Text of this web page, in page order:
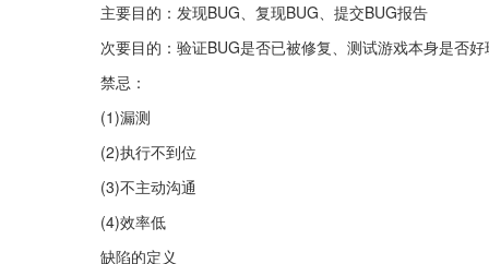
主要目的：发现BUG、复现BUG、提交BUG报告
次要目的：验证BUG是否已被修复、测试游戏本身是否好
禁忌：
(1)漏测
(2)执行不到位
(3)不主动沟通
(4)效率低
缺陷的定义